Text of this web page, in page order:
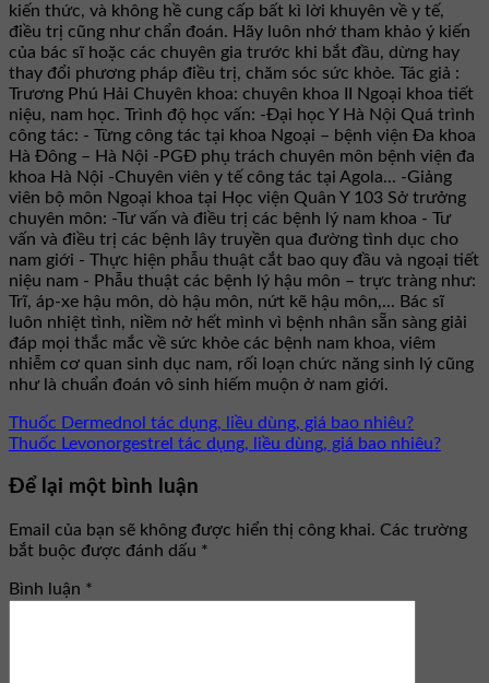
kiến thức, và không hề cung cấp bất kì lời khuyên về y tế,
điều trị cũng như chẩn đoán. Hãy luôn nhớ tham khảo ý kiến
của bác sĩ hoặc các chuyên gia trước khi bắt đầu, dừng hay
thay đổi phương pháp điều trị, chăm sóc sức khỏe. Tác giả :
Trương Phú Hải Chuyên khoa: chuyên khoa II Ngoại khoa tiết
niệu, nam học. Trình độ học vấn: -Đại học Y Hà Nội Quá trình
công tác: - Từng công tác tại khoa Ngoại – bệnh viện Đa khoa
Hà Đông – Hà Nội -PGĐ phụ trách chuyên môn bệnh viện đa
khoa Hà Nội -Chuyên viên y tế công tác tại Agola... -Giảng
viên bộ môn Ngoại khoa tại Học viện Quân Y 103 Sở trưởng
chuyên môn: -Tư vấn và điều trị các bệnh lý nam khoa - Tư
vấn và điều trị các bệnh lây truyền qua đường tình dục cho
nam giới - Thực hiện phẫu thuật cắt bao quy đầu và ngoại tiết
niệu nam - Phẫu thuật các bệnh lý hậu môn – trực tràng như:
Trĩ, áp-xe hậu môn, dò hậu môn, nứt kẽ hậu môn,... Bác sĩ
luôn nhiệt tình, niềm nở hết mình vì bệnh nhân sẵn sàng giải
đáp mọi thắc mắc về sức khỏe các bệnh nam khoa, viêm
nhiễm cơ quan sinh dục nam, rối loạn chức năng sinh lý cũng
như là chuẩn đoán vô sinh hiếm muộn ở nam giới.
Thuốc Dermednol tác dụng, liều dùng, giá bao nhiêu?
Thuốc Levonorgestrel tác dụng, liều dùng, giá bao nhiêu?
Để lại một bình luận
Email của bạn sẽ không được hiển thị công khai. Các trường
bắt buộc được đánh dấu *
Bình luận *